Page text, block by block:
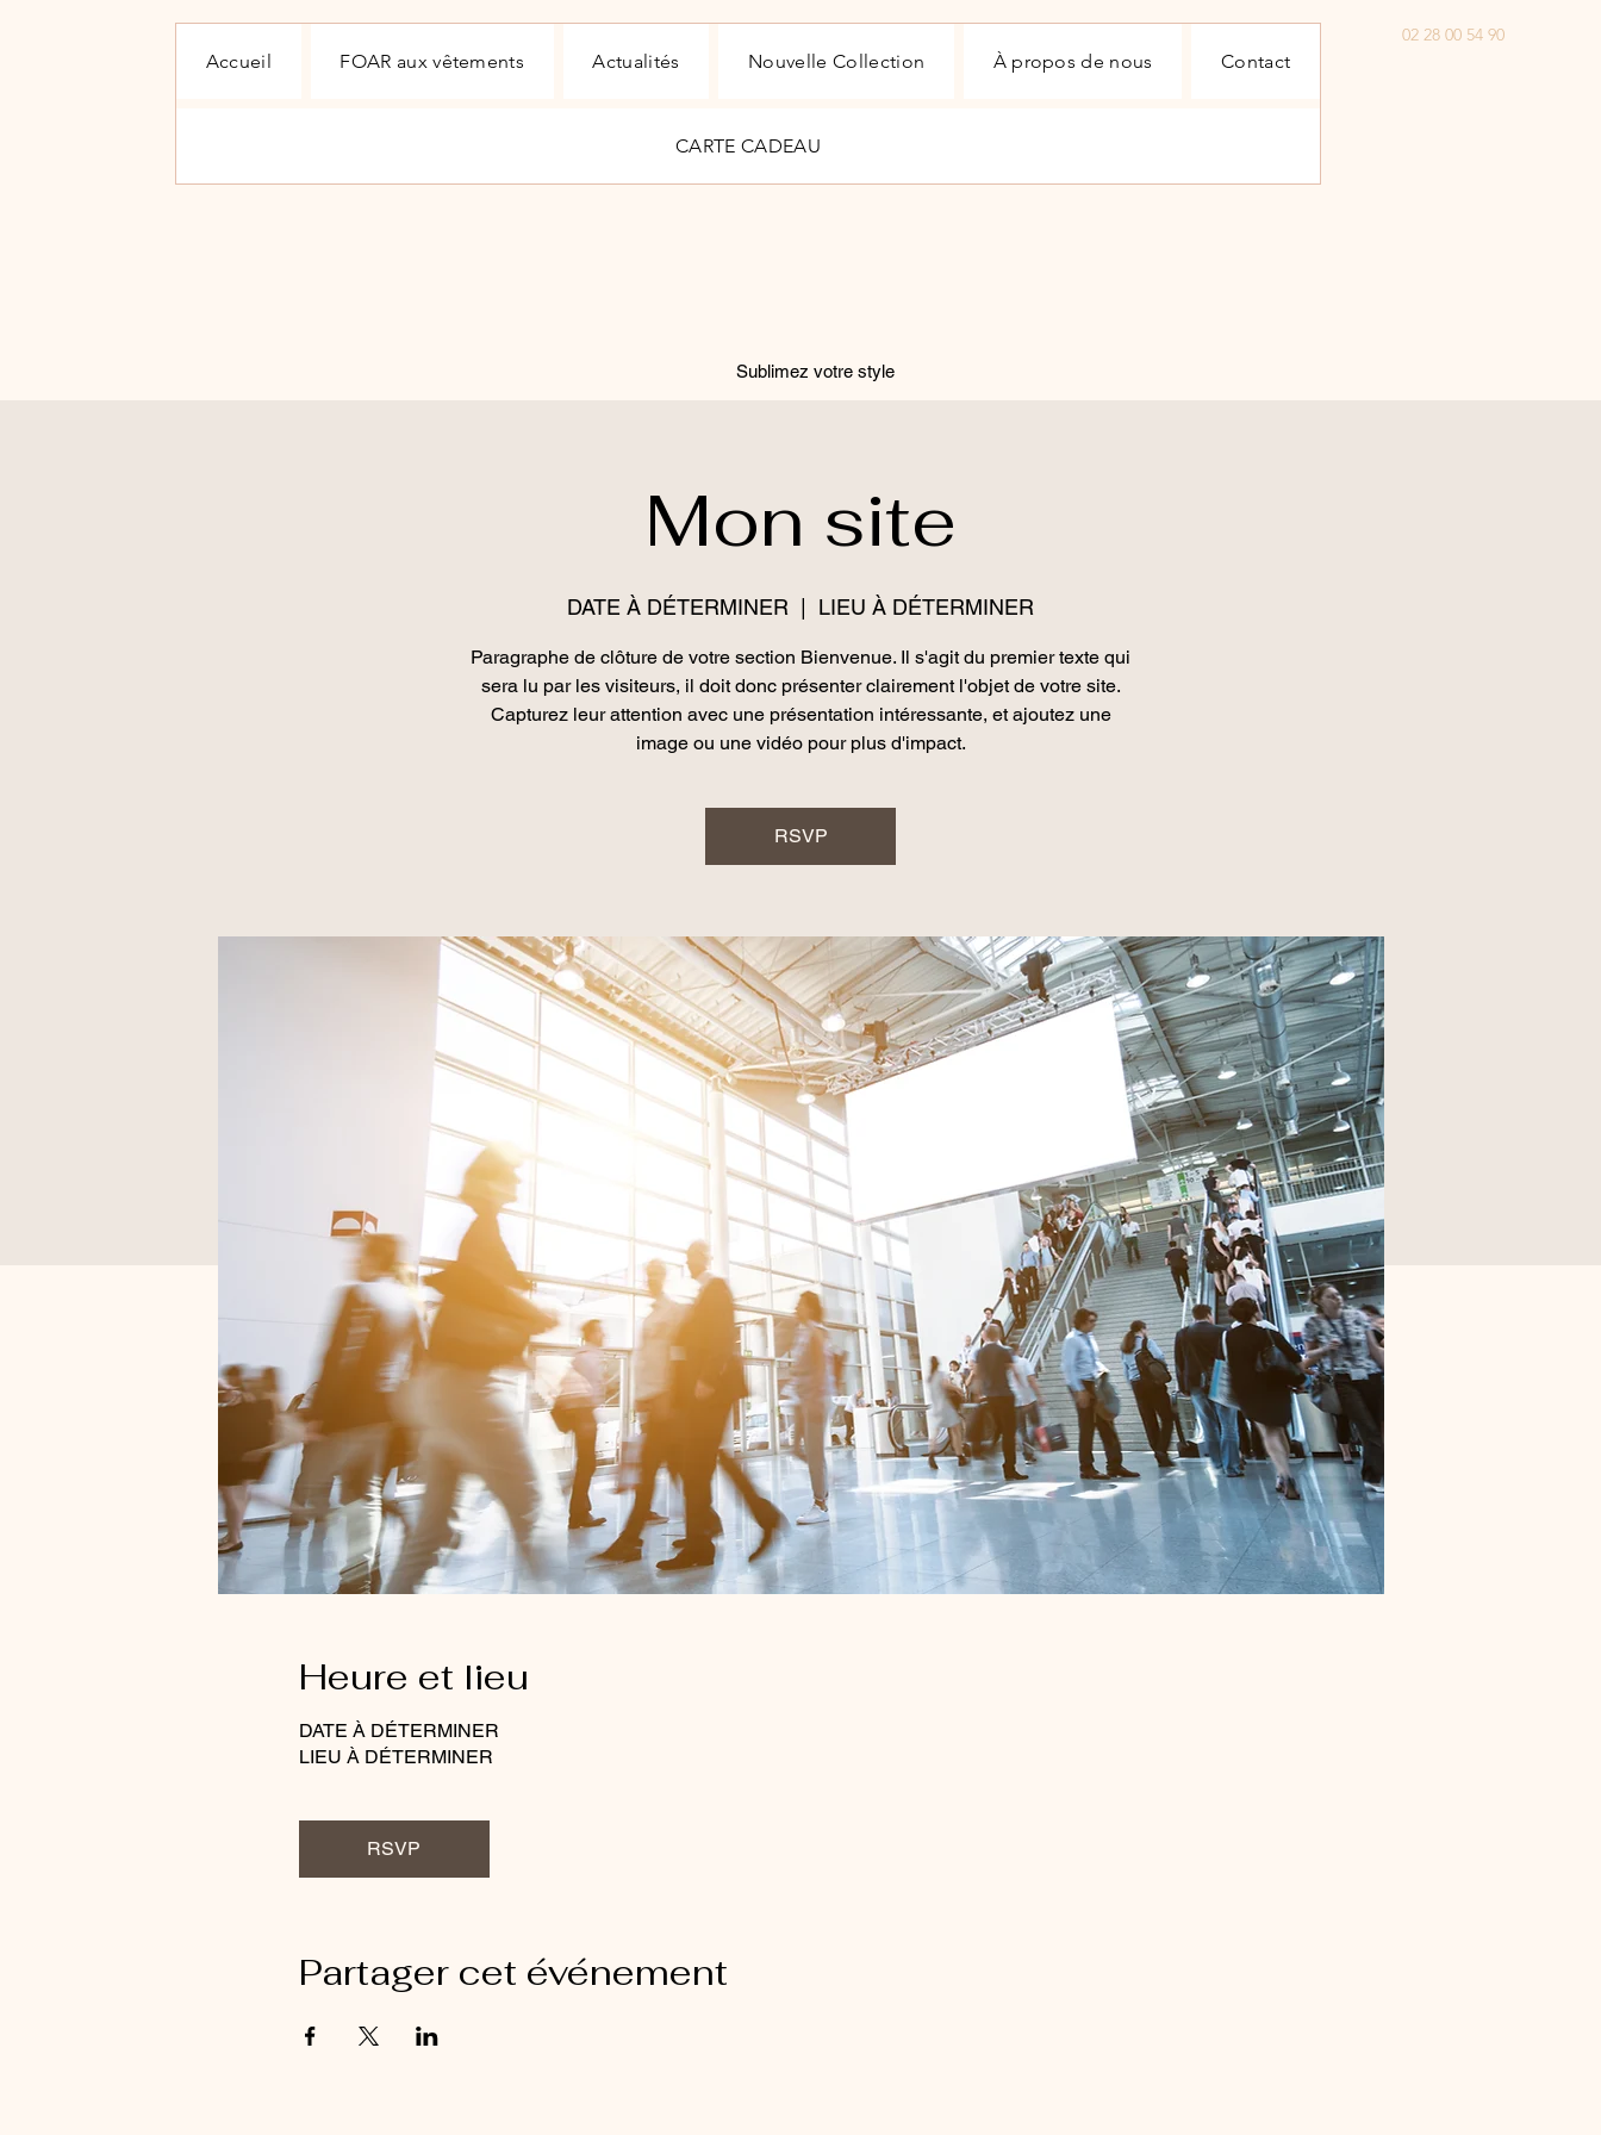
Accueil FOAR aux vêtements Actualités Nouvelle Collection À propos de nous Contact
CARTE CADEAU
02 28 00 54 90
Mon site
DATE À DÉTERMINER LIEU À DÉTERMINER
Paragraphe de clôture de votre section Bienvenue. Il s'agit du premier texte qui
sera lu par les visiteurs, il doit donc présenter clairement l'objet de votre site.
Capturez leur attention avec une présentation intéressante, et ajoutez une
image ou une vidéo pour plus d'impact.
RSVP
Heure et lieu
DATE À DÉTERMINER
LIEU À DÉTERMINER
RSVP
Partager cet événement
Sublimez votre style